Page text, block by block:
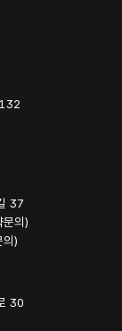
37
의)
)
30